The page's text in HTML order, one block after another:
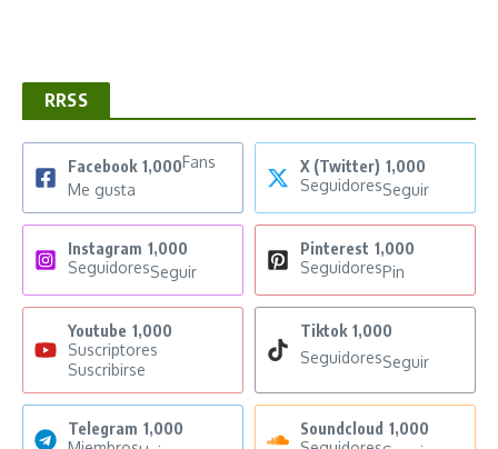
RRSS
Facebook 1,000Fans
Me gusta
X (Twitter) 1,000
SeguidoresSeguir
Instagram 1,000
SeguidoresSeguir
Pinterest 1,000
SeguidoresPin
Youtube 1,000
Suscriptores
Suscribirse
Tiktok 1,000
SeguidoresSeguir
Telegram 1,000
Soundcloud 1,000